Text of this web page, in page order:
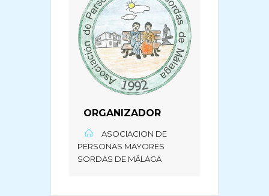
ORGANIZADOR
ASOCIACION DE
PERSONAS MAYORES
SORDAS DE MÁLAGA